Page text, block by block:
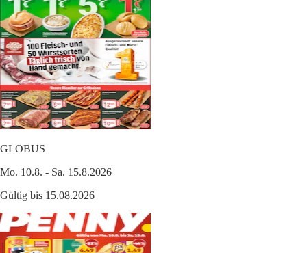
GLOBUS
Mo. 10.8. - Sa. 15.8.2026
Gültig bis 15.08.2026